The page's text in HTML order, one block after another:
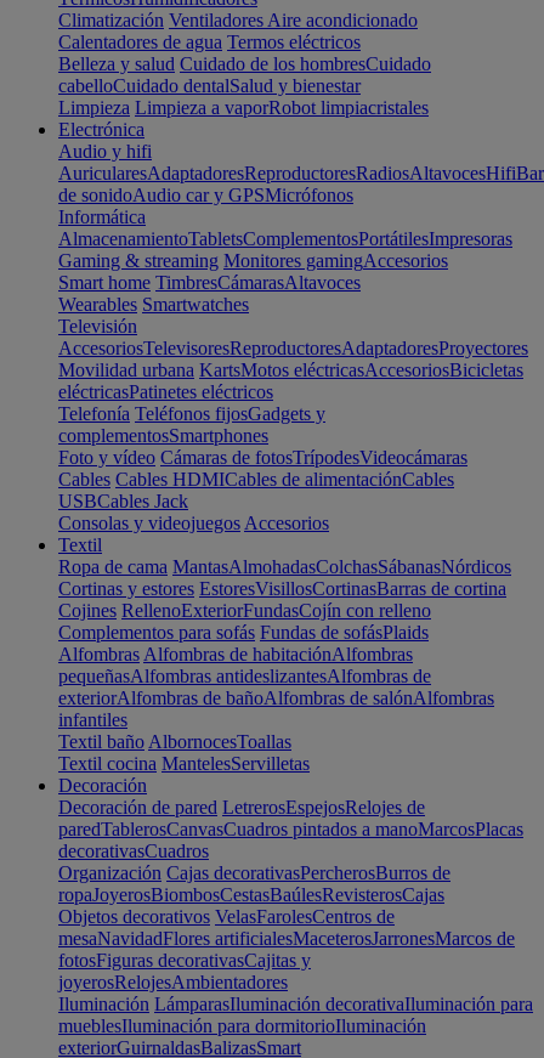
Climatización Ventiladores Aire acondicionado
Calentadores de agua Termos eléctricos
Belleza y salud Cuidado de los hombresCuidado
cabelloCuidado dentalSalud y bienestar
Limpieza Limpieza a vaporRobot limpiacristales
Electrónica
Audio y hifi
AuricularesAdaptadoresReproductoresRadiosAltavocesHifi
de sonidoAudio car y GPSMicrófonos
Informática
AlmacenamientoTabletsComplementosPortátilesImpresoras
Gaming & streaming Monitores gamingAccesorios
Smart home TimbresCámarasAltavoces
Wearables Smartwatches
Televisión
AccesoriosTelevisoresReproductoresAdaptadoresProyectores
Movilidad urbana KartsMotos eléctricasAccesoriosBicicletas
eléctricasPatinetes eléctricos
Telefonía Teléfonos fijosGadgets y
complementosSmartphones
Foto y vídeo Cámaras de fotosTrípodesVideocámaras
Cables Cables HDMICables de alimentaciónCables
USBCables Jack
Consolas y videojuegos Accesorios
Textil
Ropa de cama MantasAlmohadasColchasSábanasNórdicos
Cortinas y estores EstoresVisillosCortinasBarras de cortina
Cojines RellenoExteriorFundasCojín con relleno
Complementos para sofás Fundas de sofásPlaids
Alfombras Alfombras de habitaciónAlfombras
pequeñasAlfombras antideslizantesAlfombras de
exteriorAlfombras de bañoAlfombras de salónAlfombras
infantiles
Textil baño AlbornocesToallas
Textil cocina MantelesServilletas
Decoración
Decoración de pared LetrerosEspejosRelojes de
paredTablerosCanvasCuadros pintados a manoMarcosPlacas
decorativasCuadros
Organización Cajas decorativasPercherosBurros de
ropaJoyerosBiombosCestasBaúlesRevisterosCajas
Objetos decorativos VelasFarolesCentros de
mesaNavidadFlores artificialesMaceterosJarronesMarcos de
fotosFiguras decorativasCajitas y
joyerosRelojesAmbientadores
Iluminación LámparasIluminación decorativaIluminación para
mueblesIluminación para dormitorioIluminación
exteriorGuirnaldasBalizasSmart